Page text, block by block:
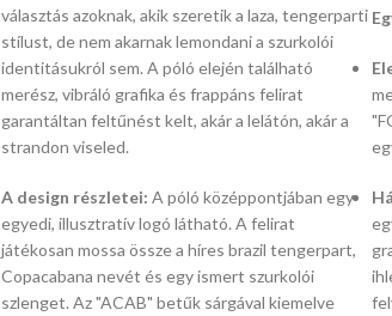
választás azoknak, akik szeretik a laza, tengerparti
stílust, de nem akarnak lemondani a szurkolói
identitásukról sem. A póló elején található
merész, vibráló grafika és frappáns felirat
garantáltan feltűnést kelt, akár a lelátón, akár a
strandon viseled.
A design részletei: A póló középpontjában egy
egyedi, illusztratív logó látható. A felirat
játékosan mossa össze a híres brazil tengerpart,
Copacabana nevét és egy ismert szurkolói
szlenget. Az "ACAB" betűk sárgával kiemelve